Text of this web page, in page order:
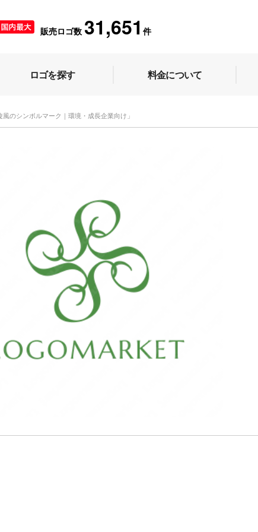
販売ロゴ数 31,651 件
ロゴを探す 料金について
のシンボルマーク｜環境・成長企業向け」